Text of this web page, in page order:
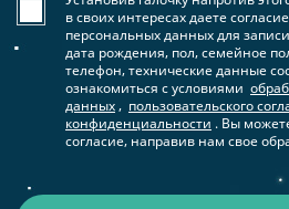
в своих интересах даете
персональных данных для
дата рождения, пол, семейное
телефон, технические данные
ознакомиться с условиями
данных, пользовательского
конфиденциальности . Вы
согласие, направив нам свое